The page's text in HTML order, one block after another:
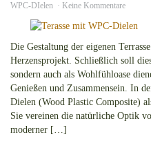
WPC-DIelen
Keine Kommentare
Die Gestaltung der eigenen
Herzensprojekt. Schließlich soll
sondern auch als Wohlfühloase
Genießen und Zusammensein. In
Dielen (Wood Plastic Composite)
Sie vereinen die natürliche Optik
moderner […]